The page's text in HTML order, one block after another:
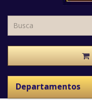
Departamentos